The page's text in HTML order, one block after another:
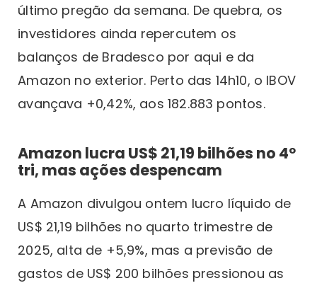
último pregão da semana. De quebra, os
investidores ainda repercutem os
balanços de Bradesco por aqui e da
Amazon no exterior. Perto das 14h10, o IBOV
avançava +0,42%, aos 182.883 pontos.
Amazon lucra US$ 21,19 bilhões no 4º
tri, mas ações despencam
A Amazon divulgou ontem lucro líquido de
US$ 21,19 bilhões no quarto trimestre de
2025, alta de +5,9%, mas a previsão de
gastos de US$ 200 bilhões pressionou as